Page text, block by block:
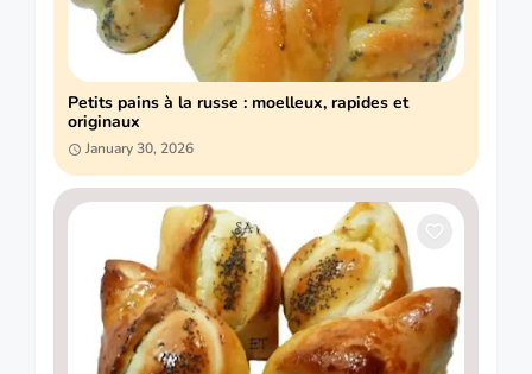
Petits pains à la russe : moelleux, rapides et
originaux
January 30, 2026